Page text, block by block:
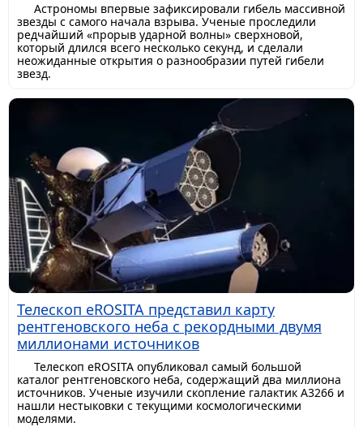
Астрономы впервые зафиксировали гибель массивной
звезды с самого начала взрыва. Ученые проследили
редчайший «прорыв ударной волны» сверхновой,
который длился всего несколько секунд, и сделали
неожиданные открытия о разнообразии путей гибели
звезд.
Телескоп eROSITA представил карту
рентгеновского неба с рекордными двумя
миллионами источников
Телескоп eROSITA опубликовал самый большой
каталог рентгеновского неба, содержащий два миллиона
источников. Ученые изучили скопление галактик A3266 и
нашли нестыковки с текущими космологическими
моделями.